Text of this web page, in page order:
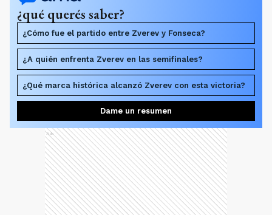
¿qué querés saber?
¿Cómo fue el partido entre Zverev y Fonseca?
¿A quién enfrenta Zverev en las semifinales?
¿Qué marca histórica alcanzó Zverev con esta victoria?
Dame un resumen
Ads